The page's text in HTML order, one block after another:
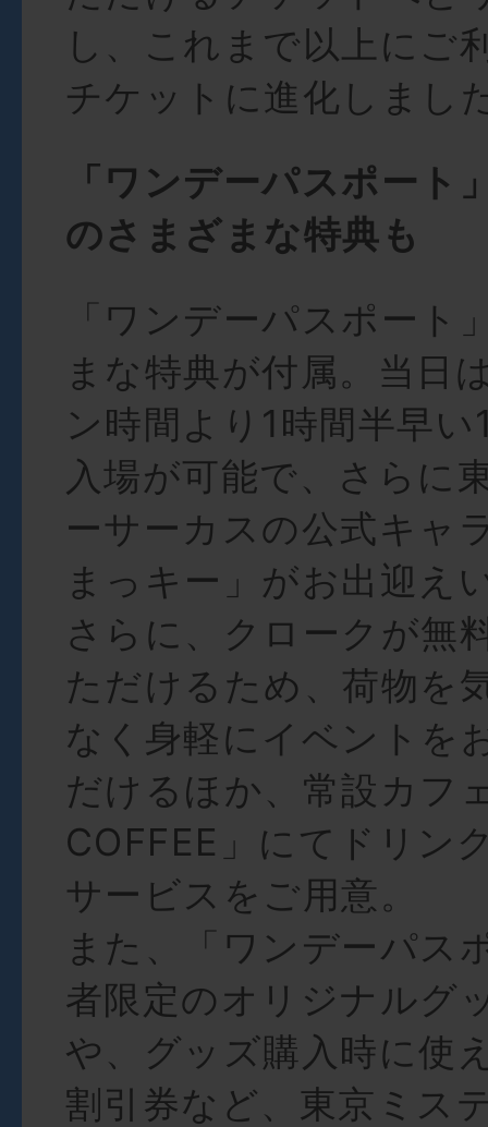
し、これまで以上にご
チケットに進化しまし
「ワンデーパスポート
のさまざまな特典も
「ワンデーパスポート
まな特典が付属。当日
ン時間より1時間半早
入場が可能で、さらに
ーサーカスの公式キャ
まっキー」がお出迎え
さらに、クロークが無
ただけるため、荷物を
なく身軽にイベントを
だけるほか、常設カフ
COFFEE」にてドリン
サービスをご用意。
また、「ワンデーパス
者限定のオリジナルグ
や、グッズ購入時に使
割引券など、東京ミス